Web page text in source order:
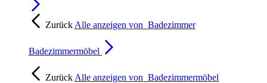
Zurück Alle anzeigen von Badezimmer
Badezimmermöbel
Zurück Alle anzeigen von Badezimmermöbel